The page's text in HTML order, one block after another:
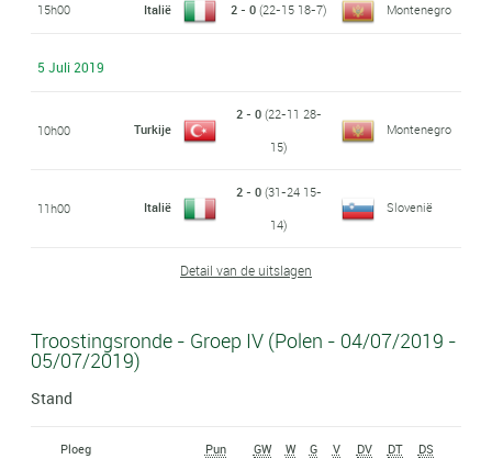
15h00 Italië 2 - 0(22-15 18-7) Montenegro
5 Juli 2019
10h00 Turkije
2 - 0(22-11 28-
15)
Montenegro
11h00 Italië
2 - 0(31-24 15-
14)
Slovenië
Detail van de uitslagen
Troostingsronde - Groep IV (Polen - 04/07/2019 -
05/07/2019)
Stand
Ploeg Pun GW W G V DV DT DS